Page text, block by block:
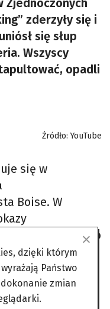
Zjednoczonych
zderzyły się i
się słup
Wszyscy
opadli
Źródło: YouTube
się w
Boise. W
dochodziło do
Chris
samolotem
dosłownie w
spadł ze
dzięki którym
Państwo
zmian